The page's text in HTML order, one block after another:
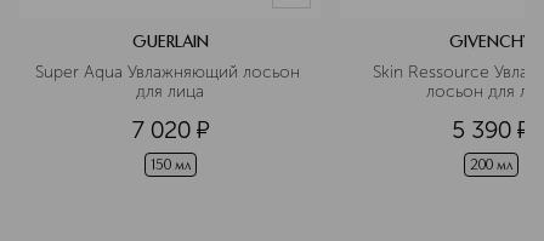
GUERLAIN
Super Aqua Увлажняющий лосьон
для лица
7 020 ¤
150 мл
GIVENCHY
Skin Ressource
лосьон для
5 390 ¤
200 мл